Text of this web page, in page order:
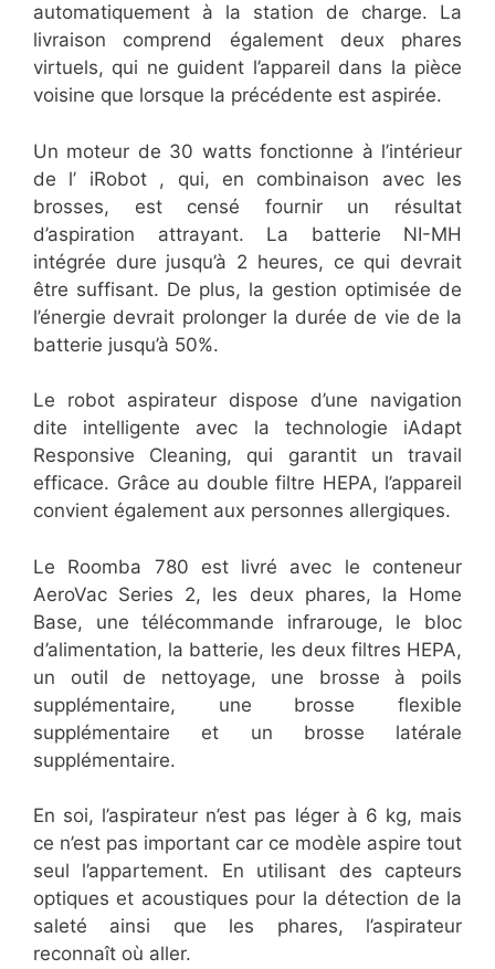
automatiquement à la station de charge. La
livraison comprend également deux phares
virtuels, qui ne guident l’appareil dans la pièce
voisine que lorsque la précédente est aspirée.
Un moteur de 30 watts fonctionne à l’intérieur
de l’ iRobot , qui, en combinaison avec les
brosses, est censé fournir un résultat
d’aspiration attrayant. La batterie NI-MH
intégrée dure jusqu’à 2 heures, ce qui devrait
être suffisant. De plus, la gestion optimisée de
l’énergie devrait prolonger la durée de vie de la
batterie jusqu’à 50%.
Le robot aspirateur dispose d’une navigation
dite intelligente avec la technologie iAdapt
Responsive Cleaning, qui garantit un travail
efficace. Grâce au double filtre HEPA, l’appareil
convient également aux personnes allergiques.
Le Roomba 780 est livré avec le conteneur
AeroVac Series 2, les deux phares, la Home
Base, une télécommande infrarouge, le bloc
d’alimentation, la batterie, les deux filtres HEPA,
un outil de nettoyage, une brosse à poils
supplémentaire, une brosse flexible
supplémentaire et un brosse latérale
supplémentaire.
En soi, l’aspirateur n’est pas léger à 6 kg, mais
ce n’est pas important car ce modèle aspire tout
seul l’appartement. En utilisant des capteurs
optiques et acoustiques pour la détection de la
saleté ainsi que les phares, l’aspirateur
reconnaît où aller.